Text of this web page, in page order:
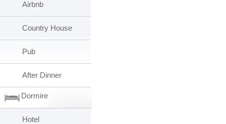
Airbnb
Country House
Pub
After Dinner
Dormire
Hotel